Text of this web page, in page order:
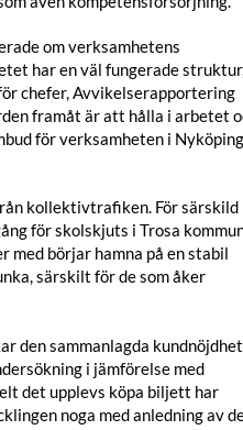
om verksamhetens
har en väl fungerade
chefer, Avvikelserapportering
framåt är att hålla i arbetet
för verksamheten i Nyköping
kollektivtrafiken. För särskild
för skolskjuts i Trosa
med börjar hamna på en stabil
särskilt för de som åker
den sammanlagda
i jämförelse med
det upplevs köpa biljett har
noga med anledning av